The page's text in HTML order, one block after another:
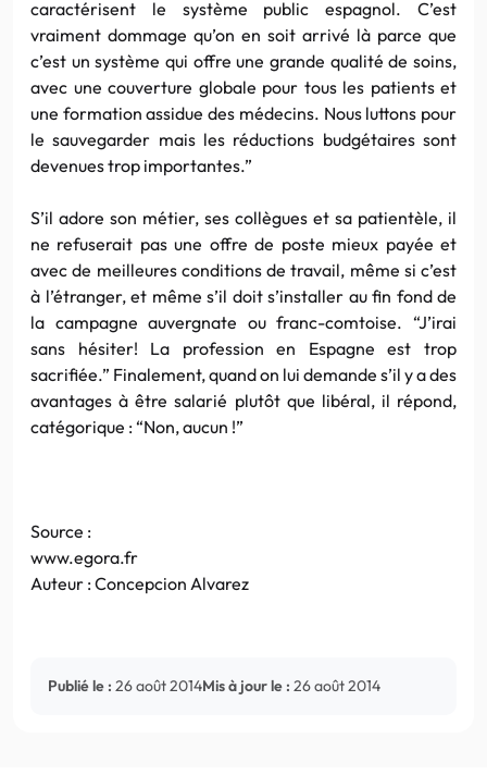
caractérisent le système public espagnol. C’est
vraiment dommage qu’on en soit arrivé là parce que
c’est un système qui offre une grande qualité de soins,
avec une couverture globale pour tous les patients et
une formation assidue des médecins. Nous luttons pour
le sauvegarder mais les réductions budgétaires sont
devenues trop importantes.”
S’il adore son métier, ses collègues et sa patientèle, il
ne refuserait pas une offre de poste mieux payée et
avec de meilleures conditions de travail, même si c’est
à l’étranger, et même s’il doit s’installer au fin fond de
la campagne auvergnate ou franc-comtoise. “J’irai
sans hésiter! La profession en Espagne est trop
sacrifiée.” Finalement, quand on lui demande s’il y a des
avantages à être salarié plutôt que libéral, il répond,
catégorique : “Non, aucun !”
Source :
www.egora.fr
Auteur : Concepcion Alvarez
Publié le : 26 août 2014Mis à jour le : 26 août 2014